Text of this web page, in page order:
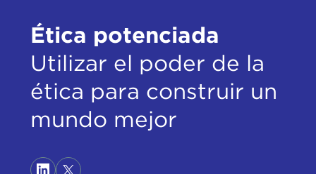
I
Ética potenciada
Utilizar el poder de la
ética para construir un
mundo mejor